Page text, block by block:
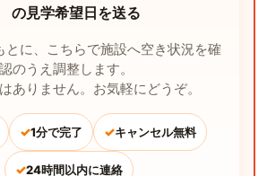
の見学希望日を送る
とに、こちらで施設へ空き状況を確
認のうえ調整します。
ありません。お気軽にどうぞ。
✓1分で完了 ✓キャンセル無料
✓24時間以内に連絡